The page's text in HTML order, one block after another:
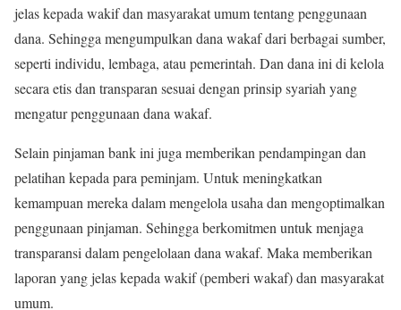
jelas kepada wakif dan masyarakat umum tentang penggunaan
dana. Sehingga mengumpulkan dana wakaf dari berbagai sumber,
seperti individu, lembaga, atau pemerintah. Dan dana ini di kelola
secara etis dan transparan sesuai dengan prinsip syariah yang
mengatur penggunaan dana wakaf.
Selain pinjaman bank ini juga memberikan pendampingan dan
pelatihan kepada para peminjam. Untuk meningkatkan
kemampuan mereka dalam mengelola usaha dan mengoptimalkan
penggunaan pinjaman. Sehingga berkomitmen untuk menjaga
transparansi dalam pengelolaan dana wakaf. Maka memberikan
laporan yang jelas kepada wakif (pemberi wakaf) dan masyarakat
umum.